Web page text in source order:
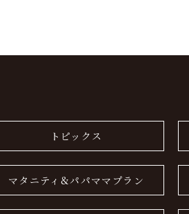
トピックス
マタニティ&パパママプラン